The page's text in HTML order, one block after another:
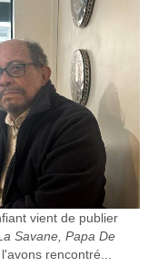
vient de publier
Savane, Papa De
rencontré...